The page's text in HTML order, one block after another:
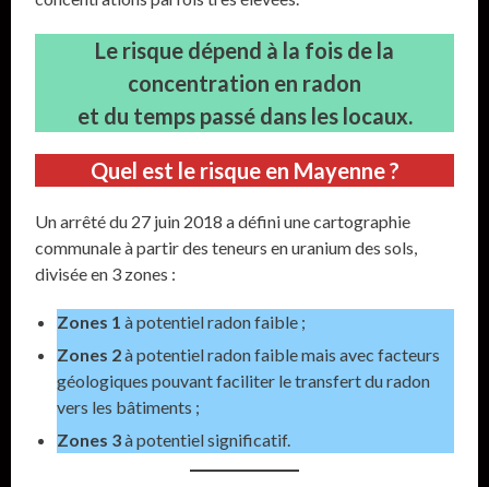
Le risque dépend à la fois de la
concentration en radon
et du temps passé dans les locaux.
Quel est le risque en Mayenne ?
Un arrêté du 27 juin 2018 a défini une cartographie
communale à partir des teneurs en uranium des sols,
divisée en 3 zones :
Zones 1 à potentiel radon faible ;
Zones 2à potentiel radon faible mais avec facteurs
géologiques pouvant faciliter le transfert du radon
vers les bâtiments ;
Zones 3à potentiel significatif.